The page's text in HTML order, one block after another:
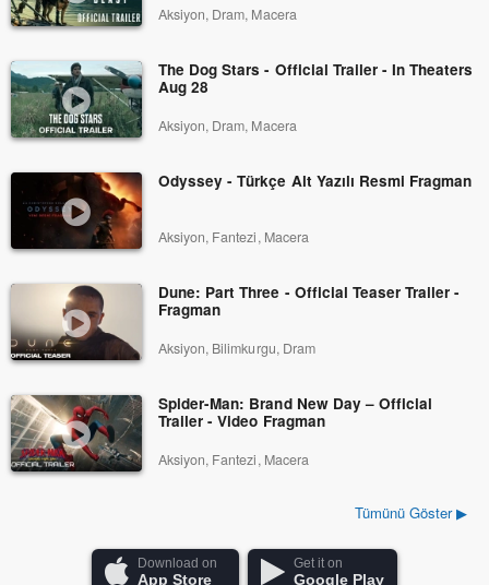
Aksiyon, Dram, Macera
The Dog Stars - Official Trailer - In Theaters
Aug 28
Aksiyon, Dram, Macera
Odyssey - Türkçe Alt Yazılı Resmi Fragman
Aksiyon, Fantezi, Macera
Dune: Part Three - Official Teaser Trailer -
Fragman
Aksiyon, Bilimkurgu, Dram
Spider-Man: Brand New Day – Official
Trailer - Video Fragman
Aksiyon, Fantezi, Macera
Tümünü Göster ▶
Download on
App Store
Get it on
Google Play